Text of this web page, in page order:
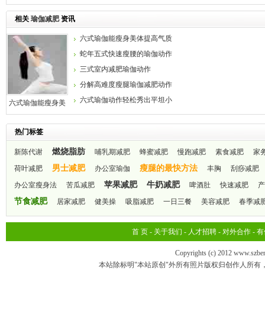
相关 瑜伽减肥资讯
六式瑜伽能瘦身美
体提高气质
六式瑜伽能瘦身美体提高气质
蛇年五式快速瘦腰的瑜伽动作
三式室内减肥瑜伽动作
分解高难度瘦腿瑜伽减肥动作
六式瑜伽动作轻松秀出平坦小
腹
热门标签
新陈代谢 燃烧脂肪 哺乳期减肥 蜂蜜减肥 慢跑减肥 素食减肥
家
荷叶减肥
男士减肥 办公室瑜伽 瘦腿的最快方法 丰胸
刮痧减肥
办公室瘦身法
苦瓜减肥 苹果减肥 牛奶减肥 啤酒肚 快速减肥
节食减肥 居家减肥 健美操 吸脂减肥 一日三餐 美容减肥 春季减
首 页- 关于我们 - 人才招聘- 对外合作- 有
Copyrights (c) 2012
本站除标明"本站原创"外所有照片版权归创作人所